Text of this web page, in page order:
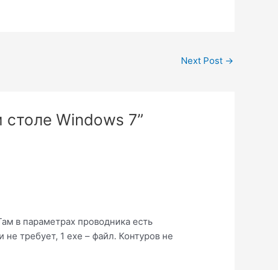
Next Post →
Windows 7”
в параметрах проводника есть
не требует, 1 exe – файл. Контуров не